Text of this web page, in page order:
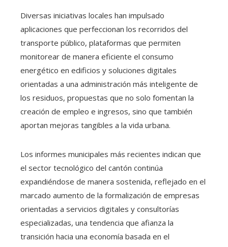
Diversas iniciativas locales han impulsado
aplicaciones que perfeccionan los recorridos del
transporte público, plataformas que permiten
monitorear de manera eficiente el consumo
energético en edificios y soluciones digitales
orientadas a una administración más inteligente de
los residuos, propuestas que no solo fomentan la
creación de empleo e ingresos, sino que también
aportan mejoras tangibles a la vida urbana.
Los informes municipales más recientes indican que
el sector tecnológico del cantón continúa
expandiéndose de manera sostenida, reflejado en el
marcado aumento de la formalización de empresas
orientadas a servicios digitales y consultorías
especializadas, una tendencia que afianza la
transición hacia una economía basada en el